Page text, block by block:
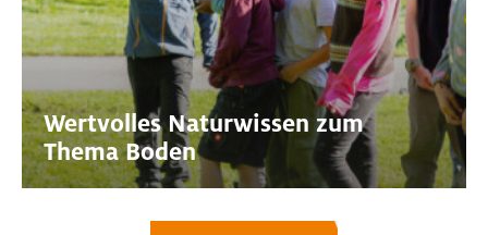
Wertvolles Naturwissen zum
Thema Boden